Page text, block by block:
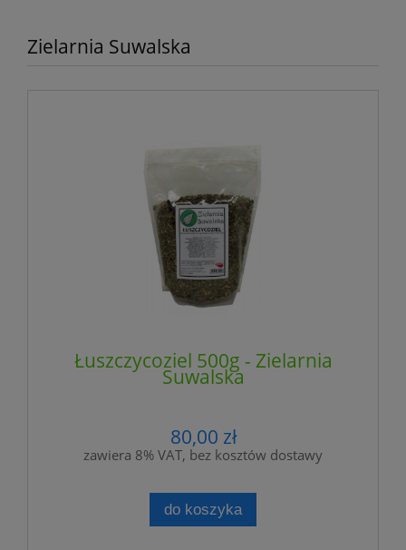
Zielarnia Suwalska
Łuszczycoziel 500g - Zielarnia
Suwalska
80,00 zł
zawiera 8% VAT, bez kosztów dostawy
do koszyka